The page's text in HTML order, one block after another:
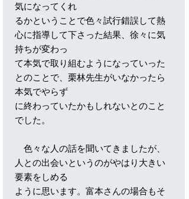
気になってくれ
るかということで色々試行錯誤して熱
心に指導して下さった結果、徐々に気
持ちが変わっ
て本気で取り組むようになっていった
とのことで、栗林先生がいなかったら
本気でやらず
に終わっていたかもしれないとのこと
でした。
色々な人の話を聞いてきましたが、
人との出会いというのがやはり大きい
要素をしめる
ように思います。富本さんの場合もそ